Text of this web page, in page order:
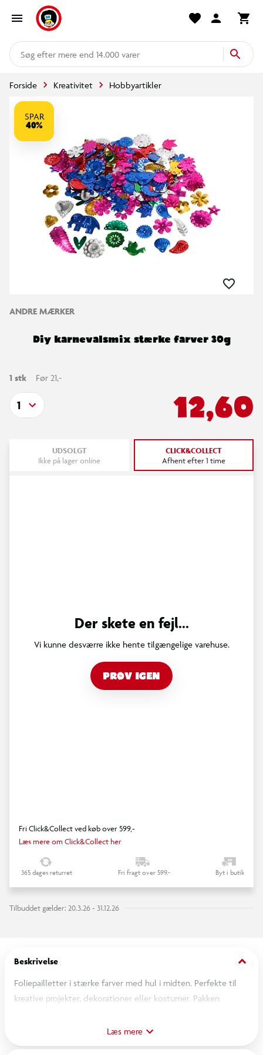
mere end 14.000 varer
Forside Kreativitet Hobbyartikler
SPAR
40%
ANDRE MÆRKER
Diy karnevalsmix stærke farver 30g
1 stk Før 21,-
12,60
1
UDSOLGT
Ikke på lager online
CLICK&COLLECT
Afhent efter 1 time
Der skete en fejl...
Vi kunne desværre ikke hente tilgængelige varehuse.
PRØV IGEN
Fri Click&Collect ved køb over 599,-
Læs mere om Click&Collect her
365 dages returret Fri fragt over 599,- Byt i butik
Tilbuddet gælder: 20.3.26 - 31.12.26
Beskrivelse keyboard_arrow_down
Foliepailletter i stærke farver med hul i midten. Perfekte til
kreative projekter, dekorationer eller kostumer. Pakken
Læs mere